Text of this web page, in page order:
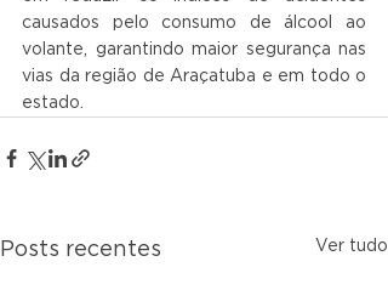
causados pelo consumo de álcool ao
volante, garantindo maior segurança nas
vias da região de Araçatuba e em todo o
estado.
Posts recentes Ver tudo